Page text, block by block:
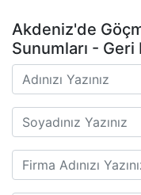
Akdeniz'de
Sunumları -